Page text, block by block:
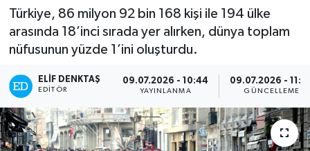
Türkiye, 86 milyon 92 bin 168 kişi ile 194 ülke
arasında 18’inci sırada yer alırken, dünya toplam
nüfusunun yüzde 1’ini oluşturdu.
ELIF DENKTAŞ
EDITÖR
09.07.2026 - 10:44
YAYINLANMA
09.07.2026 -
GÜNCELLEME
Sağlık
Teknoloji
Turizm
Kültür - Sanat
Son Dakika Haberleri
Haber Arşivi